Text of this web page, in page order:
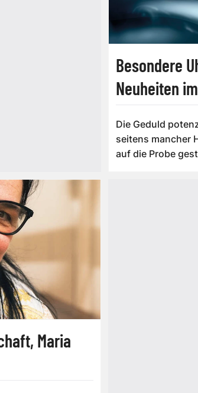
Besondere
Neuheiten
Die Geduld
seitens mancher
auf die Probe
Maria